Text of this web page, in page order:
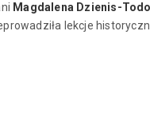
Magdalena Dzienis-
lekcje